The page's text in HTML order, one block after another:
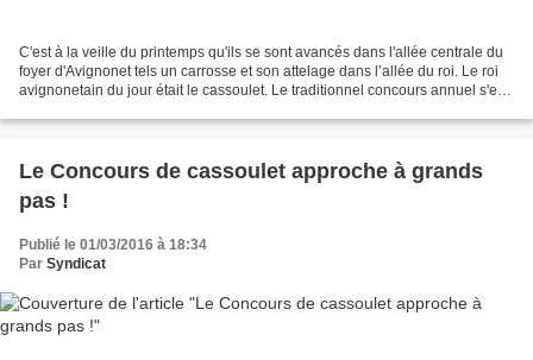
C'est à la veille du printemps qu'ils se sont avancés dans l'allée centrale du
foyer d'Avignonet tels un carrosse et son attelage dans l’allée du roi. Le roi
avignonetain du jour était le cassoulet. Le traditionnel concours annuel s'est
Le Concours de cassoulet approche à grands
pas !
Publié le 01/03/2016 à 18:34
Par Syndicat